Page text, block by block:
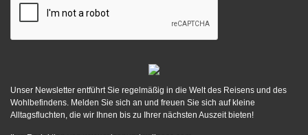
Unser Newsletter entführt Sie regelmäßig in die Welt des Reisens und des
Wohlbefindens. Melden Sie sich an und freuen Sie sich auf kleine
Alltagsfluchten, die wir Ihnen bis zu Ihrer nächsten Auszeit bieten!